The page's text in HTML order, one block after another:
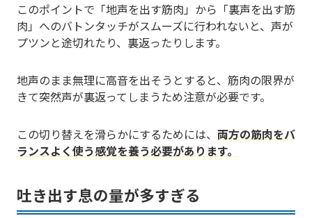
このポイントで「地声を出す筋肉」から「裏声を出す筋
肉」へのバトンタッチがスムーズに行われないと、声が
プツンと途切れたり、裏返ったりします。
地声のまま無理に高音を出そうとすると、筋肉の限界が
きて突然声が裏返ってしまうため注意が必要です。
この切り替えを滑らかにするためには、 両方の筋肉をバ
ランスよく使う感覚を養う必要があります。
吐き出す息の量が多すぎる